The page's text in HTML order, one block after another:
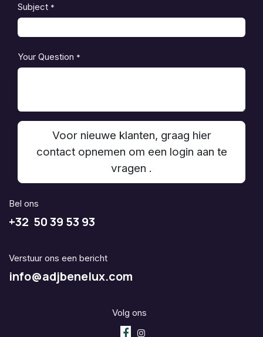
Subject *
Your Question *
Voor nieuwe klanten, graag hier
contact opnemen om een login aan te
vragen .
Bel ons
+32 50 39 53 93
Verstuur ons een bericht
info@adjbenelux.com
Volg ons